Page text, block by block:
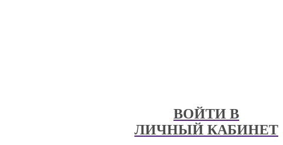
ВОЙТИ В
ЛИЧНЫЙ КАБИНЕТ